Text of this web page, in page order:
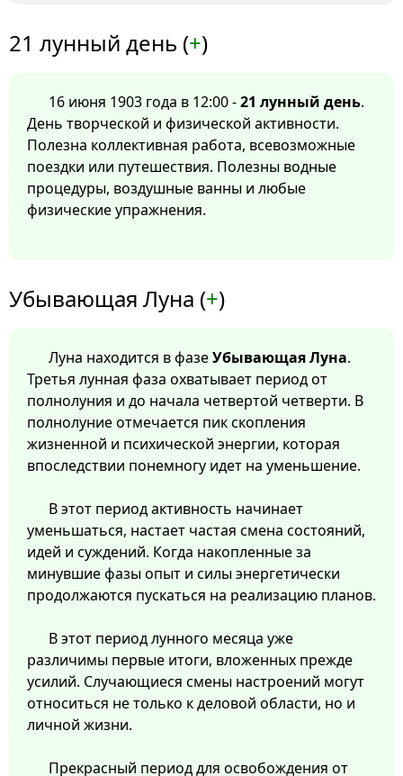
21 лунный день (+)
16 июня 1903 года в 12:00 -21 лунный день.
День творческой и физической активности.
Полезна коллективная работа, всевозможные
поездки или путешествия. Полезны водные
процедуры, воздушные ванны и любые
физические упражнения.
Убывающая Луна (+)
Луна находится в фазеУбывающая Луна.
Третья лунная фаза охватывает период от
полнолуния и до начала четвертой четверти. В
полнолуние отмечается пик скопления
жизненной и психической энергии, которая
впоследствии понемногу идет на уменьшение.
В этот период активность начинает
уменьшаться, настает частая смена состояний,
идей и суждений. Когда накопленные за
минувшие фазы опыт и силы энергетически
продолжаются пускаться на реализацию планов.
В этот период лунного месяца уже
различимы первые итоги, вложенных прежде
усилий. Случающиеся смены настроений могут
относиться не только к деловой области, но и
личной жизни.
Прекрасный период для освобождения от